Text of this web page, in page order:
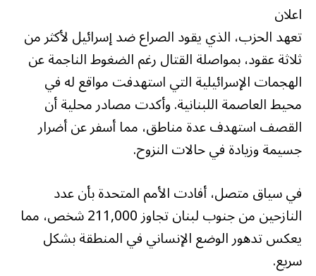
اعلان
تعهد الحزب، الذي يقود الصراع ضد إسرائيل لأكثر من
ثلاثة عقود، بمواصلة القتال رغم الضغوط الناجمة عن
الهجمات الإسرائيلية التي استهدفت مواقع له في
محيط العاصمة اللبنانية. وأكدت مصادر محلية أن
القصف استهدف عدة مناطق، مما أسفر عن أضرار
جسيمة وزيادة في حالات النزوح.
في سياق متصل، أفادت الأمم المتحدة بأن عدد
النازحين من جنوب لبنان تجاوز 211,000 شخص، مما
يعكس تدهور الوضع الإنساني في المنطقة بشكل
سريع.